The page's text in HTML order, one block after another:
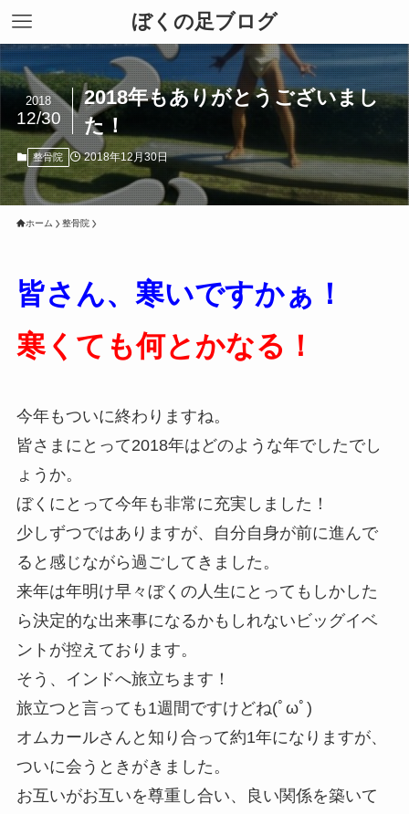
ぼくの足ブログ
2018年もありがとうございまし
た！
2018
12/30
整骨院 2018年12月30日
ホーム 整骨院
皆さん、寒いですかぁ！
寒くても何とかなる！
今年もついに終わりますね。
皆さまにとって2018年はどのような年でしたでし
ょうか。
ぼくにとって今年も非常に充実しました！
少しずつではありますが、自分自身が前に進んで
ると感じながら過ごしてきました。
来年は年明け早々ぼくの人生にとってもしかした
ら決定的な出来事になるかもしれないビッグイベ
ントが控えております。
そう、インドへ旅立ちます！
旅立つと言っても1週間ですけどね(ﾟωﾟ)
オムカールさんと知り合って約1年になりますが、
ついに会うときがきました。
お互いがお互いを尊重し合い、良い関係を築いて